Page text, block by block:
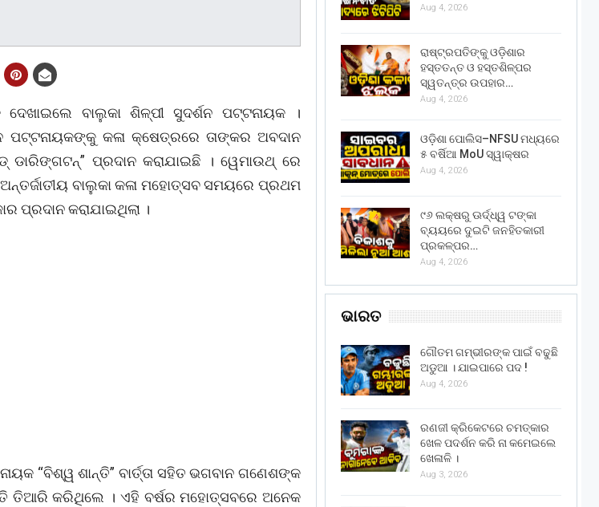
ବାଲୁକା ଶିଳ୍ପୀ ସୁଦର୍ଶନ ପଟ୍ଟନାୟକ ।
ପଟ୍ଟନାୟକଙ୍କୁ କଳା କ୍ଷେତ୍ରରେ ତାଙ୍କର ଅବଦାନ
ପ୍ରଦାନ କରାଯାଇଛି । ୱେମାଉଥ୍ ରେ
ବାଲୁକା କଳା ମହୋତ୍ସବ ସମୟରେ ପ୍ରଥମ
ପ୍ରଦାନ କରାଯାଇଥିଲା ।
“ବିଶ୍ୱ ଶାନ୍ତି” ବାର୍ତ୍ତା ସହିତ ଭଗବାନ ଗଣେଶଙ୍କ
ତିଆରି କରିଥିଲେ । ଏହି ବର୍ଷର ମହୋତ୍ସବରେ ଅନେକ
Aug 4, 2026
ରାଷ୍ଟ୍ରପତିଙ୍କୁ ଓଡ଼ିଶାର
ହସ୍ତତନ୍ତ ଓ ହସ୍ତଶିଳ୍ପର
ସ୍ୱତନ୍ତ୍ର ଉପହାର…
Aug 4, 2026
ଓଡ଼ିଶା ପୋଲିସ–NFSU ମଧ୍ୟରେ
୫ ବର୍ଷିଆ MoU ସ୍ୱାକ୍ଷର
Aug 4, 2026
୯୬ ଲକ୍ଷରୁ ଊର୍ଦ୍ଧ୍ୱ ଟଙ୍କା
ବ୍ୟୟରେ ଦୁଇଟି ଜନହିତକାରୀ
ପ୍ରକଳ୍ପର…
Aug 4, 2026
ଭାରତ
ଗୌତମ ଗମ୍ଭୀରଙ୍କ ପାଇଁ ବଢୁଛି
ଅଡୁଆ । ଯାଇପାରେ ପଦ !
Aug 4, 2026
ରଣଜୀ କ୍ରିକେଟରେ ଚମତ୍କାର
ଖେଳ ପଦର୍ଶନ କରି ନା କମେଇଲେ
ଖେଳାଳି ।
Aug 3, 2026